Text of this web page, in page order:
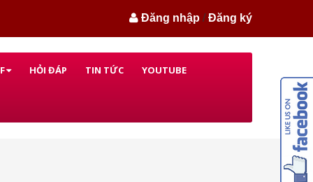
Đăng nhập /Đăng ký
HỎI ĐÁP TIN TỨC YOUTUBE